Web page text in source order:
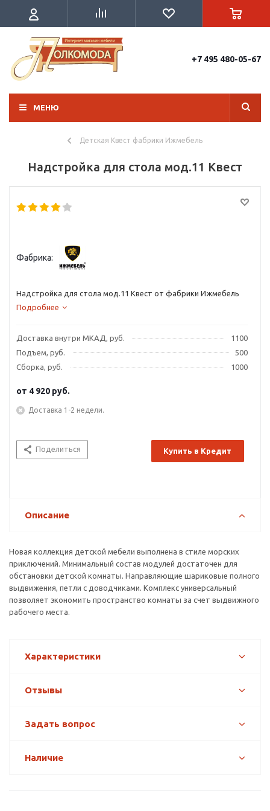
+7 495 480-05-67
МЕНЮ
Детская Квест фабрики Ижмебель
Надстройка для стола мод.11 Квест
Фабрика:
Надстройка для стола мод.11 Квест от фабрики Ижмебель
Подробнее
Доставка внутри МКАД, руб.
1100
Подъем, руб.
500
Сборка, руб.
1000
от 4 920 руб.
Доставка 1-2 недели.
Поделиться Купить в Кредит
Описание
Новая коллекция детской мебели выполнена в стиле морских
приключений. Минимальный состав модулей достаточен для
обстановки детской комнаты. Направляющие шариковые полного
выдвижения, петли с доводчиками. Комплекс универсальный
позволяет экономить пространство комнаты за счет выдвижного
рабочего места.
Характеристики
Отзывы
Задать вопрос
Наличие